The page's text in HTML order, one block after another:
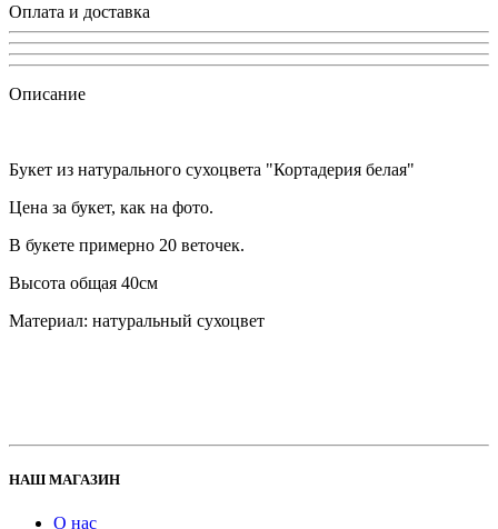
Оплата и доставка
Описание
Букет из натурального сухоцвета "Кортадерия белая"
Цена за букет, как на фото.
В букете примерно 20 веточек.
Высота общая 40см
Материал: натуральный сухоцвет
НАШ МАГАЗИН
О нас